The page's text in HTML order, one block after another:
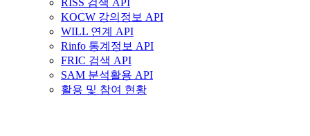
RISS 검색 API
KOCW 강의정보 API
WILL 연계 API
Rinfo 통계정보 API
FRIC 검색 API
SAM 분석활용 API
활용 및 참여 현황